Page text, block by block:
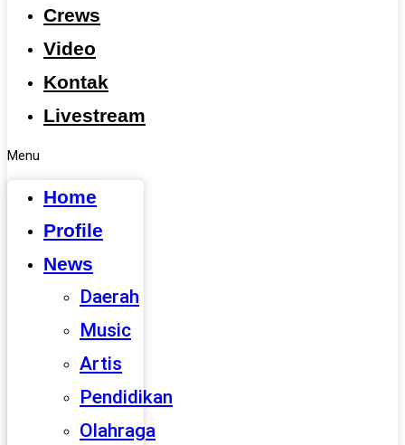
Crews
Video
Kontak
Livestream
Menu
Home
Profile
News
Daerah
Music
Artis
Pendidikan
Olahraga